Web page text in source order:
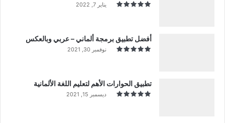
يناير 7, 2022
أفضل تطبيق برمجة ألماني – عربي وبالعكس
نوفمبر 30, 2021
تطبيق الحوارات الأهم لتعليم اللغة الألمانية
ديسمبر 15, 2021